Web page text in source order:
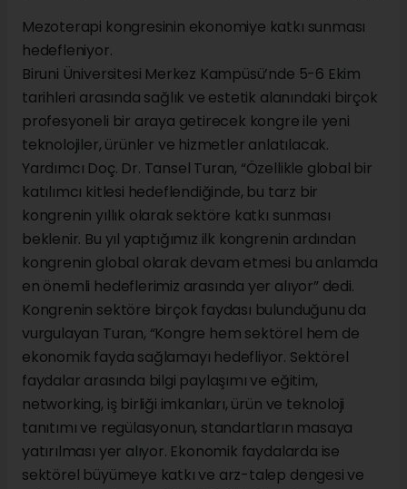
Mezoterapi kongresinin ekonomiye katkı sunması
hedefleniyor.
Biruni Üniversitesi Merkez Kampüsü’nde 5-6 Ekim
tarihleri arasında sağlık ve estetik alanındaki birçok
profesyoneli bir araya getirecek kongre ile yeni
teknolojiler, ürünler ve hizmetler anlatılacak.
Yardımcı Doç. Dr. Tansel Turan, “Özellikle global bir
katılımcı kitlesi hedeflendiğinde, bu tarz bir
kongrenin yıllık olarak sektöre katkı sunması
beklenir. Bu yıl yaptığımız ilk kongrenin ardından
kongrenin global olarak devam etmesi bu anlamda
en önemli hedeflerimiz arasında yer alıyor” dedi.
Kongrenin sektöre birçok faydası bulunduğunu da
vurgulayan Turan, “Kongre hem sektörel hem de
ekonomik fayda sağlamayı hedefliyor. Sektörel
faydalar arasında bilgi paylaşımı ve eğitim,
networking, iş birliği imkanları, ürün ve teknoloji
tanıtımı ve regülasyonun, standartların masaya
yatırılması yer alıyor. Ekonomik faydalarda ise
sektörel büyümeye katkı ve arz-talep dengesi ve